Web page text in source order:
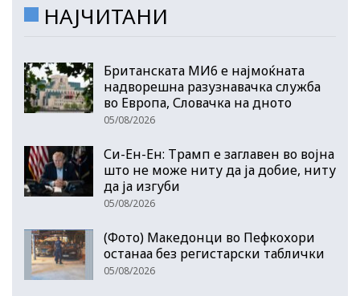
НАЈЧИТАНИ
Британската МИ6 е најмоќната
надворешна разузнавачка служба
во Европа, Словачка на дното
05/08/2026
Си-Ен-Ен: Трамп е заглавен во војна
што не може ниту да ја добие, ниту
да ја изгуби
05/08/2026
(Фото) Македонци во Пефкохори
останаа без регистарски таблички
05/08/2026